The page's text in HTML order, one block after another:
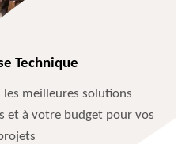
Technique
meilleures solutions
et à votre budget pour vos